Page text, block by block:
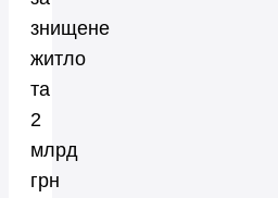
знищене
житло
та
2
млрд
грн